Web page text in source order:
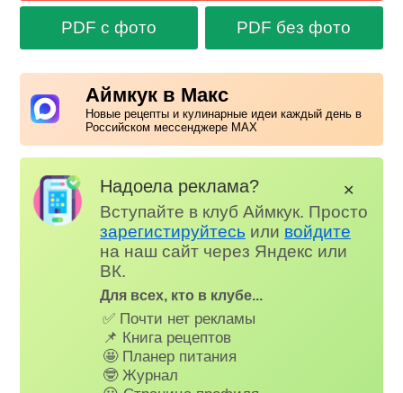
PDF с фото PDF без фото
Аймкук в Макс
Новые рецепты и кулинарные идеи каждый день в
Российском мессенджере MAX
Надоела реклама?
Вступайте в клуб Аймкук. Просто
зарегистируйтесь или войдите
на наш сайт через Яндекс или
ВК.
Для всех, кто в клубе...
✅ Почти нет рекламы
📌 Книга рецептов
🤩 Планер питания
🤓 Журнал
✕